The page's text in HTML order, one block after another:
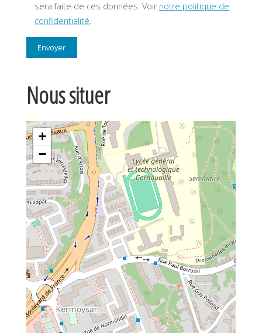
sera faite de ces données. Voir notre politique de
confidentialité.
Nous situer
+
−